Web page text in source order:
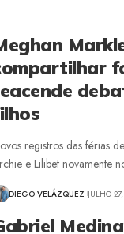
registros das férias
e Lilibet novamente
DIEGO VELÁZQUEZ JULHO